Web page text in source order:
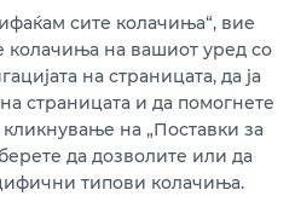
LinkedIn
Youtube
апликација мБанка.
сите колачиња“, вие
колачиња на вашиот уред со
на страницата, да ја
страницата и да помогнете
на „Поставки за
да дозволите или да
типови колачиња.